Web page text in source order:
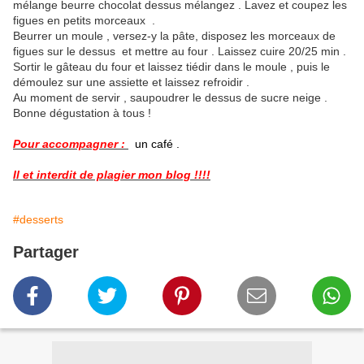
mélange beurre chocolat dessus mélangez . Lavez et coupez les
figues en petits morceaux .
Beurrer un moule , versez-y la pâte, disposez les morceaux de
figues sur le dessus et mettre au four . Laissez cuire 20/25 min .
Sortir le gâteau du four et laissez tiédir dans le moule , puis le
démoulez sur une assiette et laissez refroidir .
Au moment de servir , saupoudrer le dessus de sucre neige .
Bonne dégustation à tous !
Pour accompagner : un café .
Il et interdit de plagier mon blog !!!!
#desserts
Partager